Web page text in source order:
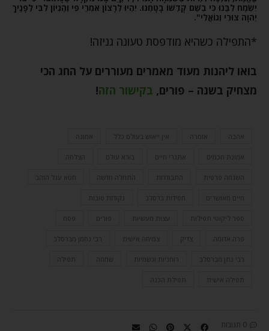
יִשְׂמַח לִבֵּנוּ כִּי בְשֵׁם קָדְשׁוֹ בָטָחְנוּ. יִהְיוּ לְרָצוֹן אִמְרֵי פִי וְהֶגְיוֹן לִבִּי לְפָנֶיךָ
יְהֹוָה צוּרִי וְגוֹאֲלִי".
*התפילה כשהיא מודפסת טעונה גניזה!
בואו ליהנות מעוד מאמרים מעוררים על החג הכי
מצחיק בשנה – פורים, בקישור הזה!
אהבה אזמרה אין ייאוש בעולם כלל אמונה
אמונת חכמים אתגרי חיים בורא עולם הצלחה
השגחה פרטית התבודדות התחלה חדשה חטא עגל הזהב
חיים מאושרים חסידות ברסלב נקודות טובות
ספר ליקוטי תפילות עצות מעשיות פורים פסח
פרה אדומה צדיק צמיחה אישית רבי נחמן מברסלב
רבי נתן מברסלב רוחניות וגשמיות שמחה תפילה
תפילה אישית תפילת הכנה
0 תגובות